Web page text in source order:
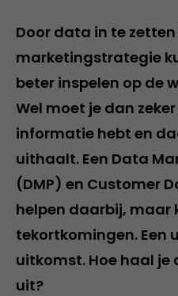
Door data in te
marketingstrategie
beter inspelen op de
Wel moet je dan
informatie hebt en
uithaalt. Een Data
(DMP) en Customer
helpen daarbij, maar
tekortkomingen. Een
uitkomst. Hoe haal
uit?